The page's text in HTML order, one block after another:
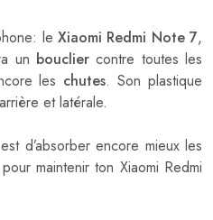
le Xiaomi Redmi Note 7,
un bouclier contre toutes les
les chutes. Son plastique
et latérale.
d’absorber encore mieux les
pour maintenir ton Xiaomi Redmi